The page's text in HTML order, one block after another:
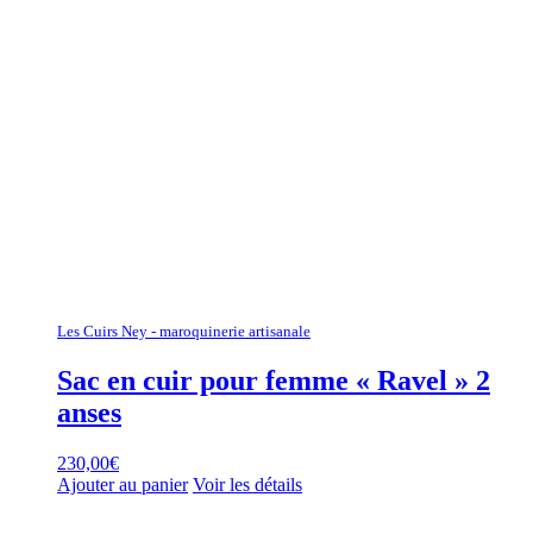
Les Cuirs Ney - maroquinerie artisanale
Sac en cuir pour femme « Ravel » 2
anses
230,00€
Ajouter au panier Voir les détails